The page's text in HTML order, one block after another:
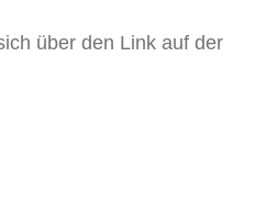
über den Link auf der